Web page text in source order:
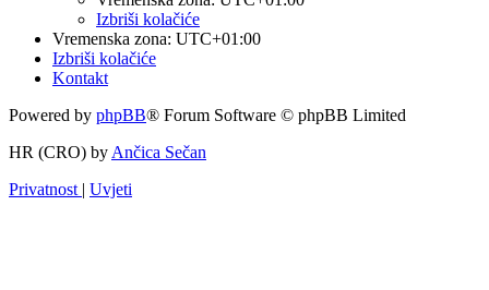
Izbriši kolačiće
Vremenska zona: UTC+01:00
Izbriši kolačiće
Kontakt
Powered by phpBB® Forum Software © phpBB Limited
HR (CRO) by Ančica Sečan
Privatnost | Uvjeti